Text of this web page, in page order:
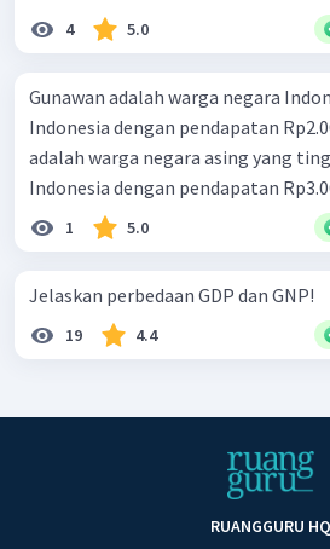
4 5.0
Gunawan adalah warga negara
Indonesia dengan pendapatan
adalah warga negara asing yang
Indonesia dengan pendapatan
1 5.0
Jelaskan perbedaan GDP dan GNP!
19 4.4
RUANGGURU HQ